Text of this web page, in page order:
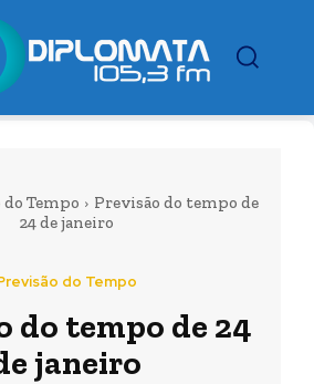
Tempo
Previsão do tempo de
24 de janeiro
do Tempo
do tempo de 24
janeiro